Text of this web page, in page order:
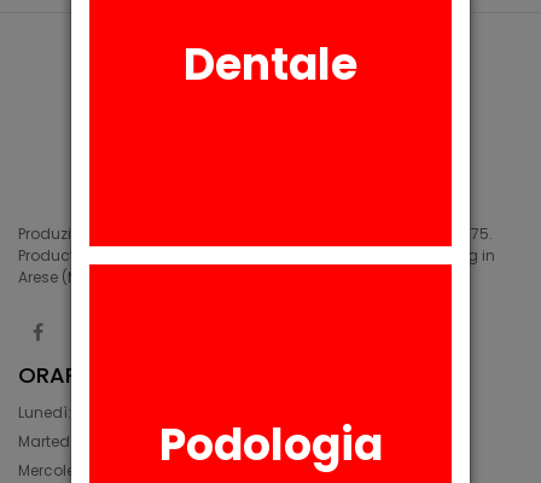
Produzione di siliconi medicali e industriali in Arese (MI) dal 1975.
Production of medical and industrial silicones. Manufacturing in
Arese (MI) since 1975.
ORARIO
Lunedì: 08:30 - 12:30, 14:00 - 17:45
Martedì: 08:30 - 12:30, 14:00 - 17:00
Mercoledì: 08:30 - 12:30, 14:00 - 17:00
Dentale
Podologia